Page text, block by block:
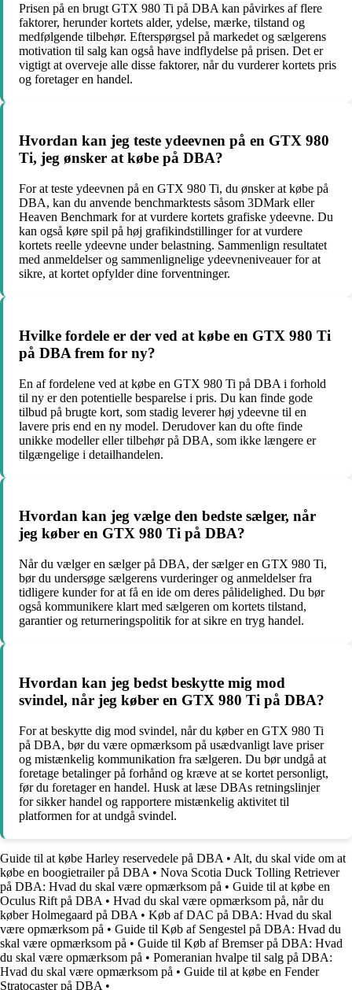
Prisen på en brugt GTX 980 Ti på DBA kan påvirkes af flere
faktorer, herunder kortets alder, ydelse, mærke, tilstand og
medfølgende tilbehør. Efterspørgsel på markedet og sælgerens
motivation til salg kan også have indflydelse på prisen. Det er
vigtigt at overveje alle disse faktorer, når du vurderer kortets pris
og foretager en handel.
Hvordan kan jeg teste ydeevnen på en GTX 980
Ti, jeg ønsker at købe på DBA?
For at teste ydeevnen på en GTX 980 Ti, du ønsker at købe på
DBA, kan du anvende benchmarktests såsom 3DMark eller
Heaven Benchmark for at vurdere kortets grafiske ydeevne. Du
kan også køre spil på høj grafikindstillinger for at vurdere
kortets reelle ydeevne under belastning. Sammenlign resultatet
med anmeldelser og sammenlignelige ydeevneniveauer for at
sikre, at kortet opfylder dine forventninger.
Hvilke fordele er der ved at købe en GTX 980 Ti
på DBA frem for ny?
En af fordelene ved at købe en GTX 980 Ti på DBA i forhold
til ny er den potentielle besparelse i pris. Du kan finde gode
tilbud på brugte kort, som stadig leverer høj ydeevne til en
lavere pris end en ny model. Derudover kan du ofte finde
unikke modeller eller tilbehør på DBA, som ikke længere er
tilgængelige i detailhandelen.
Hvordan kan jeg vælge den bedste sælger, når
jeg køber en GTX 980 Ti på DBA?
Når du vælger en sælger på DBA, der sælger en GTX 980 Ti,
bør du undersøge sælgerens vurderinger og anmeldelser fra
tidligere kunder for at få en ide om deres pålidelighed. Du bør
også kommunikere klart med sælgeren om kortets tilstand,
garantier og returneringspolitik for at sikre en tryg handel.
Hvordan kan jeg bedst beskytte mig mod
svindel, når jeg køber en GTX 980 Ti på DBA?
For at beskytte dig mod svindel, når du køber en GTX 980 Ti
på DBA, bør du være opmærksom på usædvanligt lave priser
og mistænkelig kommunikation fra sælgeren. Du bør undgå at
foretage betalinger på forhånd og kræve at se kortet personligt,
før du foretager en handel. Husk at læse DBAs retningslinjer
for sikker handel og rapportere mistænkelig aktivitet til
platformen for at undgå svindel.
Guide til at købe Harley reservedele på DBA • Alt, du skal vide om at
købe en boogietrailer på DBA • Nova Scotia Duck Tolling Retriever
på DBA: Hvad du skal være opmærksom på • Guide til at købe en
Oculus Rift på DBA • Hvad du skal være opmærksom på, når du
køber Holmegaard på DBA • Køb af DAC på DBA: Hvad du skal
være opmærksom på • Guide til Køb af Sengestel på DBA: Hvad du
skal være opmærksom på • Guide til Køb af Bremser på DBA: Hvad
du skal være opmærksom på • Pomeranian hvalpe til salg på DBA:
Hvad du skal være opmærksom på • Guide til at købe en Fender
Stratocaster på DBA •